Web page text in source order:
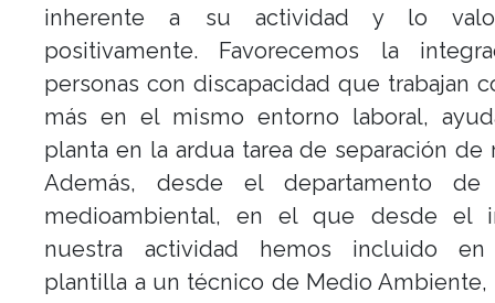
inherente a su actividad y lo
positivamente. Favorecemos la
personas con discapacidad que trabajan
más en el mismo entorno laboral,
planta en la ardua tarea de separación de
Además, desde el departamento de
medioambiental, en el que desde el
nuestra actividad hemos incluido en
plantilla a un técnico de Medio Ambiente,